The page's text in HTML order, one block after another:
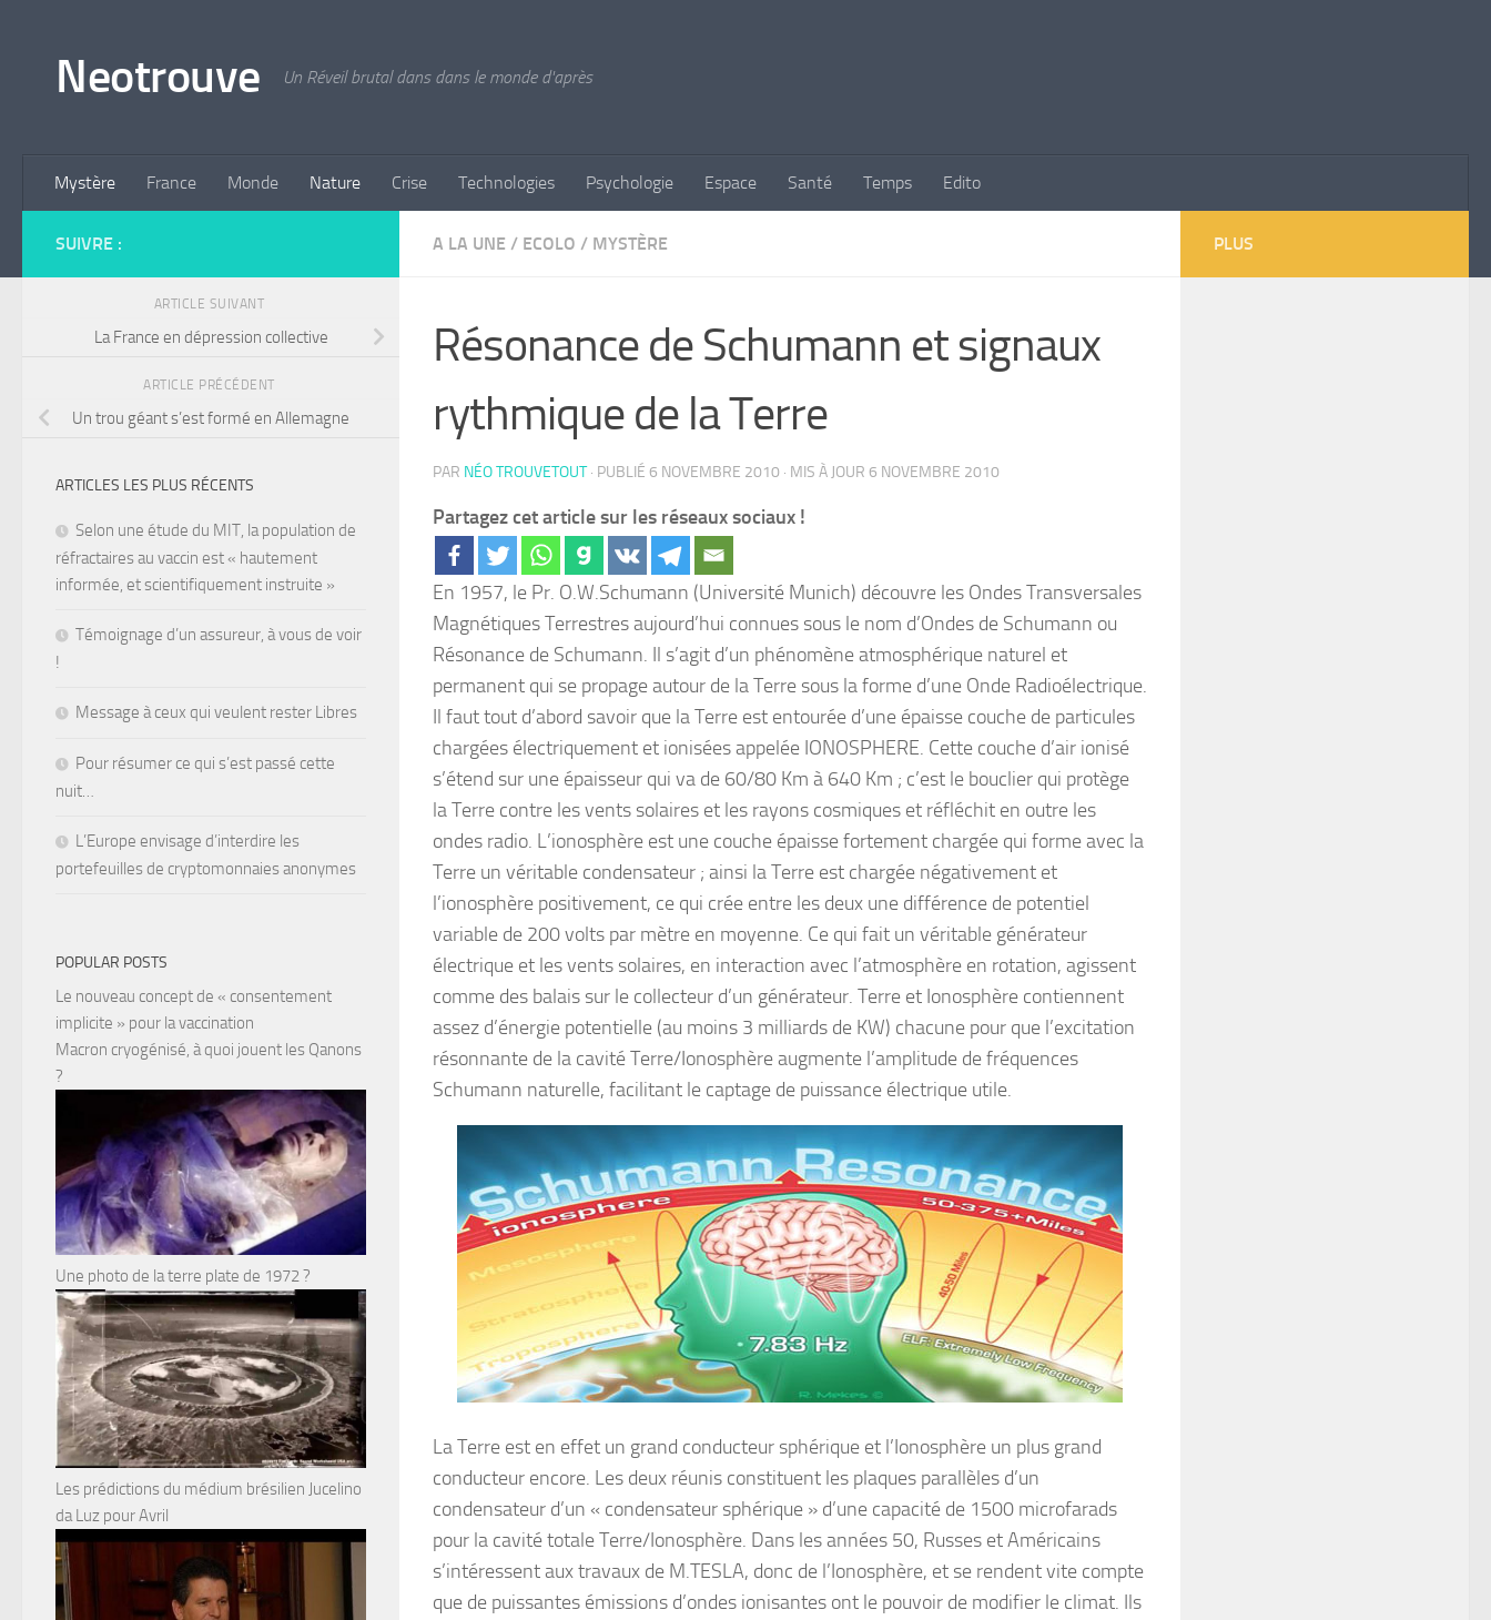
Neotrouve Un Réveil brutal dans dans le monde d'après
Mystère France Monde Nature Crise Technologies Psychologie Espace Santé Temps Edito
A LA UNE / ECOLO / MYSTÈRE
Résonance de Schumann et signaux
rythmique de la Terre
PAR NÉO TROUVETOUT · PUBLIÉ 6 NOVEMBRE 2010 · MIS À JOUR 6 NOVEMBRE 2010
Partagez cet article sur les réseaux sociaux !
En 1957, le Pr. O.W.Schumann (Université Munich) découvre les Ondes Transversales
Magnétiques Terrestres aujourd’hui connues sous le nom d’Ondes de Schumann ou
Résonance de Schumann. Il s’agit d’un phénomène atmosphérique naturel et
permanent qui se propage autour de la Terre sous la forme d’une Onde Radioélectrique.
Il faut tout d’abord savoir que la Terre est entourée d’une épaisse couche de particules
chargées électriquement et ionisées appelée IONOSPHERE. Cette couche d’air ionisé
s’étend sur une épaisseur qui va de 60/80 Km à 640 Km ; c’est le bouclier qui protège
la Terre contre les vents solaires et les rayons cosmiques et réfléchit en outre les
ondes radio. L’ionosphère est une couche épaisse fortement chargée qui forme avec la
Terre un véritable condensateur ; ainsi la Terre est chargée négativement et
l’ionosphère positivement, ce qui crée entre les deux une différence de potentiel
variable de 200 volts par mètre en moyenne. Ce qui fait un véritable générateur
électrique et les vents solaires, en interaction avec l’atmosphère en rotation, agissent
comme des balais sur le collecteur d’un générateur. Terre et Ionosphère contiennent
assez d’énergie potentielle (au moins 3 milliards de KW) chacune pour que l’excitation
résonnante de la cavité Terre/Ionosphère augmente l’amplitude de fréquences
Schumann naturelle, facilitant le captage de puissance électrique utile.
La Terre est en effet un grand conducteur sphérique et l’Ionosphère un plus grand
conducteur encore. Les deux réunis constituent les plaques parallèles d’un
condensateur d’un « condensateur sphérique » d’une capacité de 1500 microfarads
pour la cavité totale Terre/Ionosphère. Dans les années 50, Russes et Américains
s’intéressent aux travaux de M.TESLA, donc de l’Ionosphère, et se rendent vite compte
que de puissantes émissions d’ondes ionisantes ont le pouvoir de modifier le climat. Ils
SUIVRE :
ARTICLE SUIVANT
La France en dépression collective
ARTICLE PRÉCÉDENT
Un trou géant s’est formé en Allemagne
ARTICLES LES PLUS RÉCENTS
Selon une étude du MIT, la population de
réfractaires au vaccin est « hautement
informée, et scientifiquement instruite »
Témoignage d’un assureur, à vous de voir
!
Message à ceux qui veulent rester Libres
Pour résumer ce qui s’est passé cette
nuit…
L’Europe envisage d’interdire les
portefeuilles de cryptomonnaies anonymes
POPULAR POSTS
Le nouveau concept de « consentement
implicite » pour la vaccination
Macron cryogénisé, à quoi jouent les Qanons
?
Une photo de la terre plate de 1972 ?
Les prédictions du médium brésilien Jucelino
da Luz pour Avril
PLUS